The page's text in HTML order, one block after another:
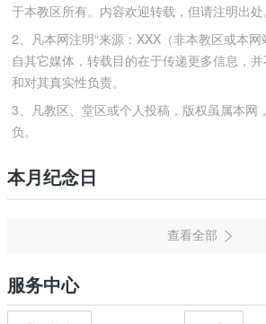
于本教区所有。内容欢迎转载，但请注明出处
2、凡本网注明“来源：XXX（非本教区或本网
自其它媒体，转载目的在于传递更多信息，
和对其真实性负责。
3、凡教区、堂区或个人投稿，版权虽属本网
负。
本月纪念日
服务中心